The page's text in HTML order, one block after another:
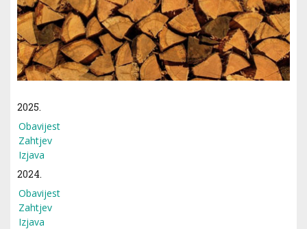
2025.
Obavijest
Zahtjev
Izjava
2024.
Obavijest
Zahtjev
Izjava